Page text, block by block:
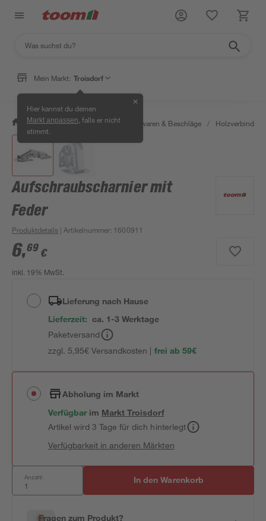
Mein Markt: Troisdorf
Hier kannst du deinen
Markt anpassen , falls er nicht
stimmt.
✕
/ Werkstatt & Maschinen / Eisenwaren & Beschläge / Holzverbinder
Aufschraubscharnier mit
Feder
Produktdetails | Artikelnummer: 1600911
6,69 €
inkl. 19% MwSt.
Lieferung nach Hause
Lieferzeit: ca. 1-3 Werktage
Paketversand
zzgl. 5,95€ Versandkosten | frei ab 59€
Abholung im Markt
Verfügbar im MarktTroisdorf
Artikel wird 3 Tage für dich hinterlegt
Verfügbarkeit in anderen Märkten
Anzahl: In den Warenkorb
Fragen zum Produkt?